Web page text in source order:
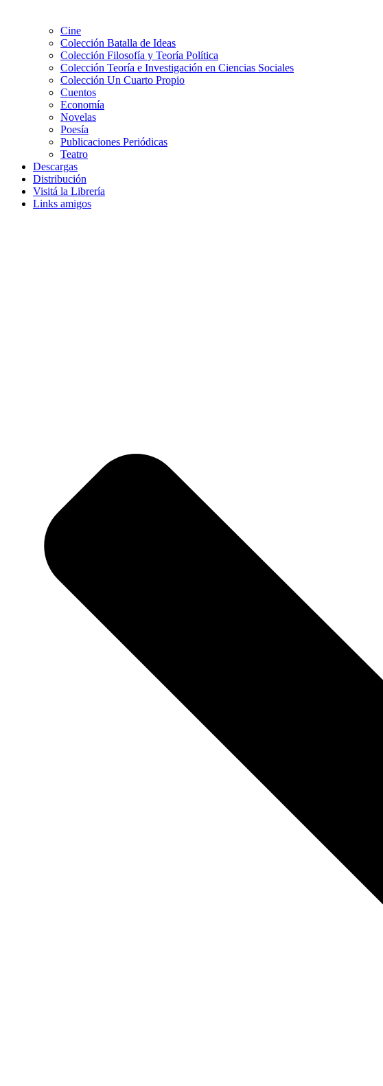
Cine
Colección Batalla de Ideas
Colección Filosofía y Teoría Política
Colección Teoría e Investigación en Ciencias Sociales
Colección Un Cuarto Propio
Cuentos
Economía
Novelas
Poesía
Publicaciones Periódicas
Teatro
Descargas
Distribución
Visitá la Librería
Links amigos